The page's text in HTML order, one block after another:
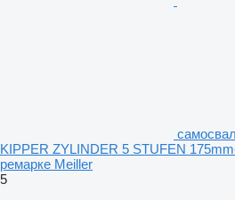
KIPPER ZYLINDER 5 STUFEN
ремарке Meiller
5